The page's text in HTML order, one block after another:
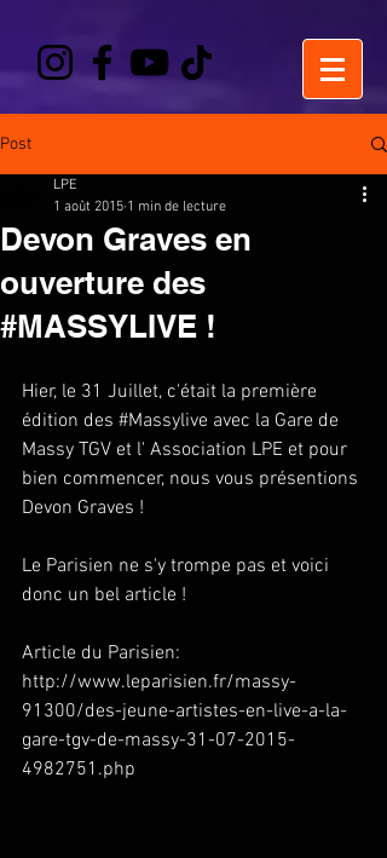
Post
Devon Graves en
ouverture des
#MASSYLIVE !
LPE
1 août 2015 1 min de lecture
Hier, le 31 Juillet, c'était la première
édition des ‪#‎Massylive‬ avec la Gare de
Massy TGV et l' Association LPE et pour
bien commencer, nous vous présentions
Devon Graves !
Le Parisien ne s'y trompe pas et voici
donc un bel article !
Article du Parisien:
http://www.leparisien.fr/massy-
91300/des-jeune-artistes-en-live-a-la-
gare-tgv-de-massy-31-07-2015-
4982751.php